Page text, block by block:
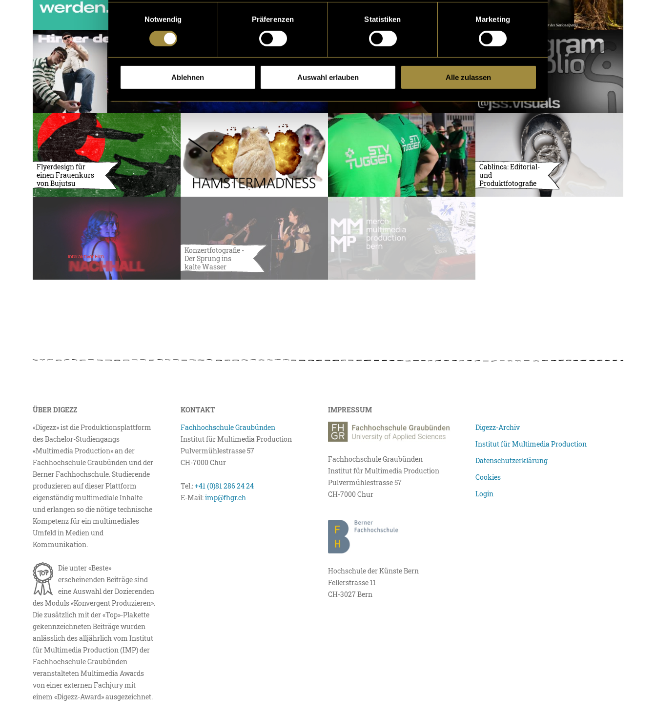
Notwendig
Präferenzen Statistiken Marketing
Ablehnen Auswahl erlauben Alle zulassen
Flyerdesign für
einen Frauenkurs
von Bujutsu
Cablinca: Editorial-
und
Produktfotografie
Konzertfotografie -
Der Sprung ins
kalte Wasser
ÜBER DIGEZZ
«Digezz» ist die Produktionsplattform
des Bachelor-Studiengangs
«Multimedia Production» an der
Fachhochschule Graubünden und der
Berner Fachhochschule. Studierende
produzieren auf dieser Plattform
eigenständig multimediale Inhalte
und erlangen so die nötige technische
Kompetenz für ein multimediales
Umfeld in Medien und
Kommunikation.
Die unter «Beste»
erscheinenden Beiträge sind
eine Auswahl der Dozierenden
des Moduls «Konvergent Produzieren».
Die zusätzlich mit der «Top»-Plakette
gekennzeichneten Beiträge wurden
anlässlich des alljährlich vom Institut
für Multimedia Production (IMP) der
Fachhochschule Graubünden
veranstalteten Multimedia Awards
von einer externen Fachjury mit
einem «Digezz-Award» ausgezeichnet.
KONTAKT
Fachhochschule Graubünden
Institut für Multimedia Production
Pulvermühlestrasse 57
CH-7000 Chur
Tel.:+41 (0)81 286 24 24
E-Mail:imp@fhgr.ch
IMPRESSUM
Fachhochschule Graubünden
Institut für Multimedia Production
Pulvermühlestrasse 57
CH-7000 Chur
Hochschule der Künste Bern
Fellerstrasse 11
CH-3027 Bern
Digezz-Archiv
Institut für Multimedia Production
Datenschutzerklärung
Cookies
Login